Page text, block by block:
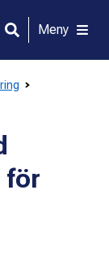
Meny
för